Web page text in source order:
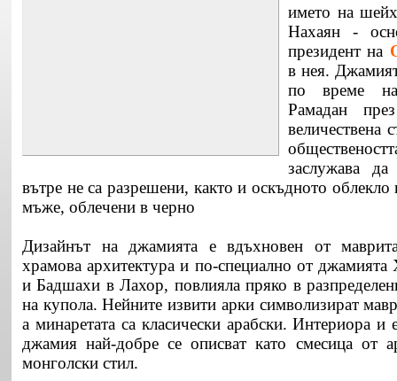
името на
Нахаян -
президент на
в нея.
по време на
Рамадан
величествена
заслужава
вътре не са разрешени, както и оскъдното облекло
мъже, облечени в черно
Дизайнът на джамията е вдъхновен от
храмова архитектура и по-специално от
и Бадшахи в Лахор, повлияла пряко в
на купола. Нейните извити арки символизират
а минаретата са класически арабски. Интериора и
джамия най-добре се описват като смесица от
монголски стил.